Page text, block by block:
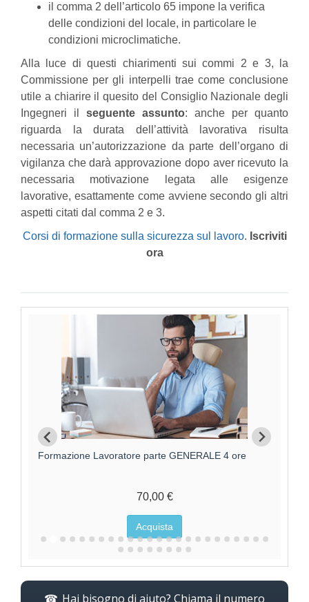
il comma 2 dell’articolo 65 impone la verifica
delle condizioni del locale, in particolare le
condizioni microclimatiche.
Alla luce di questi chiarimenti sui commi 2 e 3, la
Commissione per gli interpelli trae come conclusione
utile a chiarire il quesito del Consiglio Nazionale degli
Ingegneri il seguente assunto: anche per quanto
riguarda la durata dell’attività lavorativa risulta
necessaria un’autorizzazione da parte dell’organo di
vigilanza che darà approvazione dopo aver ricevuto la
necessaria motivazione legata alle esigenze
lavorative, esattamente come avviene secondo gli altri
aspetti citati dal comma 2 e 3.
Corsi di formazione sulla sicurezza sul lavoro. Iscriviti
ora
Formazione Lavoratore parte GENERALE 4 ore
70,00 €
Acquista
Hai bisogno di aiuto? Chiama il numero